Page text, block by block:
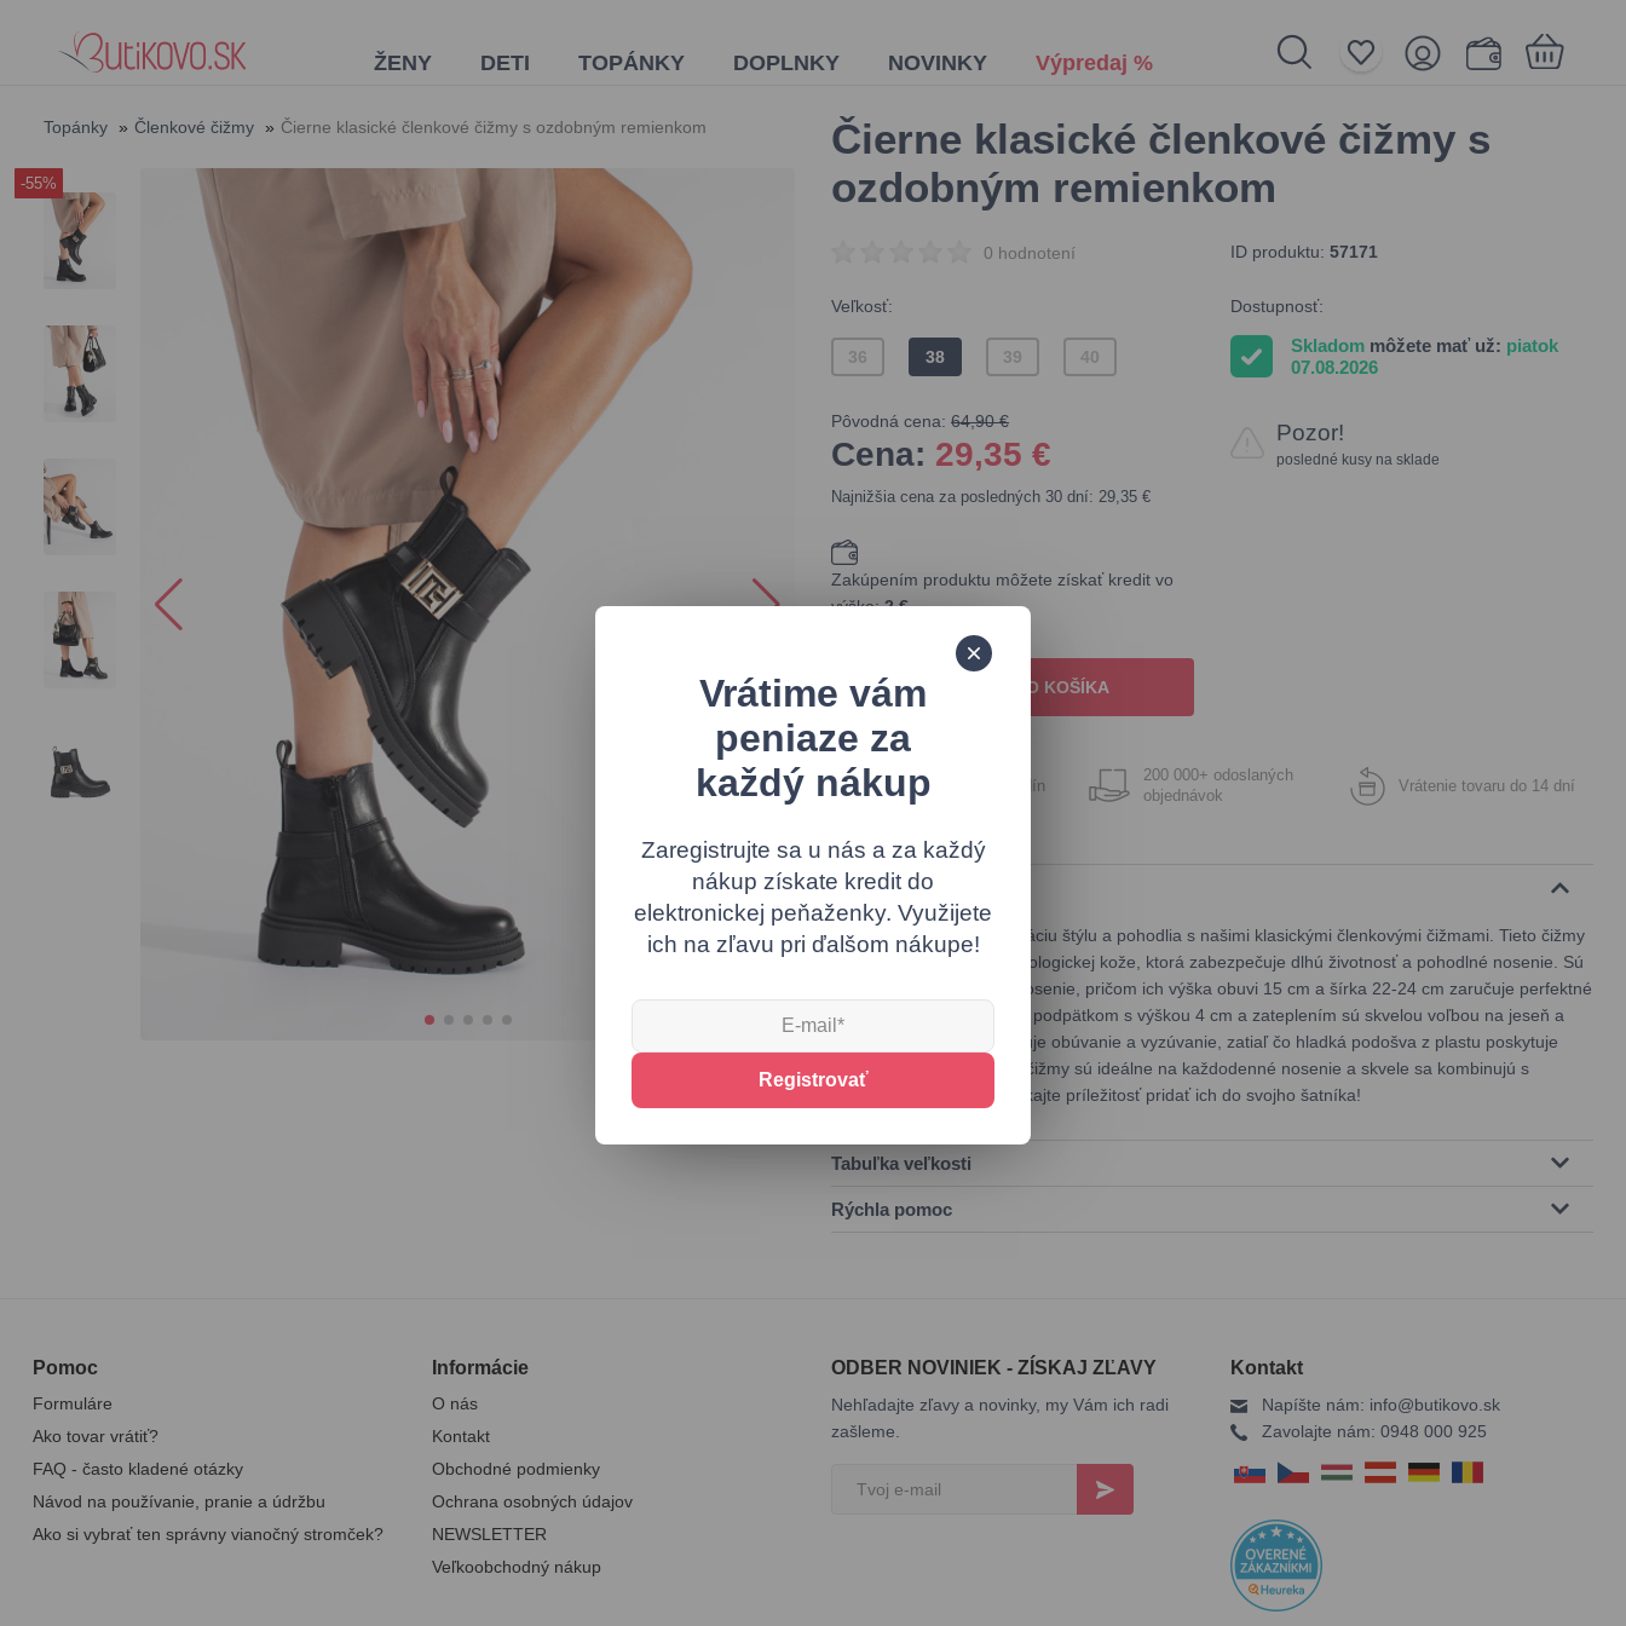
ŽENY DETI TOPÁNKY DOPLNKY NOVINKY Výpredaj %
Nákupný košík je prázdny
Topánky » Členkové čižmy » Čierne klasické členkové čižmy s ozdobným remienkom
-55%
Čierne klasické členkové čižmy s
ozdobným remienkom
0 hodnotení ID produktu: 57171
Dostupnosť:
Skladom môžete mať už: piatok
07.08.2026
Pozor!
posledné kusy na sklade
Veľkosť:
36 38 39 40
Pôvodná cena: 64,90 €
Cena: 29,35 €
Najnižšia cena za posledných 30 dní: 29,35 €
Zakúpením produktu môžete získať kredit vo
výške:2 €
PRIDAŤ DO KOŠÍKA
Odoslanie do 24 hodín
200 000+ odoslaných
objednávok
Vrátenie tovaru do 14 dní
Popis produktu
Objavte dokonalú kombináciu štýlu a pohodlia s našimi klasickými členkovými čižmami. Tieto čižmy
sú vyrobené z kvalitnej ekologickej kože, ktorá zabezpečuje dlhú životnosť a pohodlné nosenie. Sú
ideálne na každodenné nosenie, pričom ich výška obuvi 15 cm a šírka 22-24 cm zaručuje perfektné
prispôsobenie. S plochým podpätkom s výškou 4 cm a zateplením sú skvelou voľbou na jeseň a
zimu. Zips na boku uľahčuje obúvanie a vyzúvanie, zatiaľ čo hladká podošva z plastu poskytuje
stabilitu a pohodlie. Tieto čižmy sú ideálne na každodenné nosenie a skvele sa kombinujú s
rôznymi outfitmi. Nezmeškajte príležitosť pridať ich do svojho šatníka!
Tabuľka veľkosti
Rýchla pomoc
Pomoc
Formuláre
Ako tovar vrátiť?
FAQ - často kladené otázky
Návod na používanie, pranie a údržbu
Ako si vybrať ten správny vianočný stromček?
Informácie
O nás
Kontakt
Obchodné podmienky
Ochrana osobných údajov
NEWSLETTER
Veľkoobchodný nákup
ODBER NOVINIEK - ZÍSKAJ ZĽAVY
Nehľadajte zľavy a novinky, my Vám ich radi
zašleme.
Kontakt
Napíšte nám: info@butikovo.sk
Zavolajte nám: 0948 000 925
Vrátime vám
peniaze za
každý nákup
Zaregistrujte sa u nás a za každý
nákup získate kredit do
elektronickej peňaženky. Využijete
ich na zľavu pri ďalšom nákupe!
Registrovať